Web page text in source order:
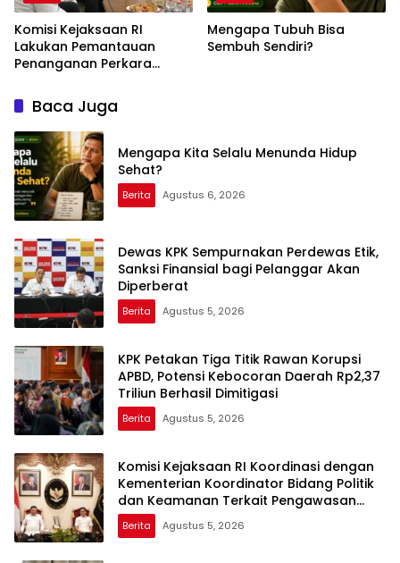
Komisi Kejaksaan RI
Lakukan Pemantauan
Penanganan Perkara
yang Melibatkan Mantan
Jampidsus, FA di
Kejaksaan Agung
Mengapa Tubuh Bisa
Sembuh Sendiri?
Baca Juga
Mengapa Kita Selalu Menunda Hidup
Sehat?
Berita Agustus 6, 2026
Dewas KPK Sempurnakan Perdewas Etik,
Sanksi Finansial bagi Pelanggar Akan
Diperberat
Berita Agustus 5, 2026
KPK Petakan Tiga Titik Rawan Korupsi
APBD, Potensi Kebocoran Daerah Rp2,37
Triliun Berhasil Dimitigasi
Berita Agustus 5, 2026
Komisi Kejaksaan RI Koordinasi dengan
Kementerian Koordinator Bidang Politik
dan Keamanan Terkait Pengawasan
Penanganan Perkara Dugaan Korupsi
dan TPPU Mantan Jampidsus, FA
Berita Agustus 5, 2026